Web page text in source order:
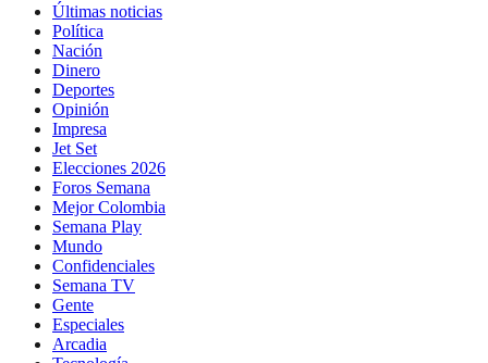
Últimas noticias
Política
Nación
Dinero
Deportes
Opinión
Impresa
Jet Set
Elecciones 2026
Foros Semana
Mejor Colombia
Semana Play
Mundo
Confidenciales
Semana TV
Gente
Especiales
Arcadia